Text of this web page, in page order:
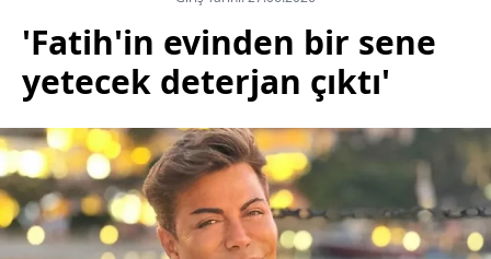
'Fatih'in evinden bir sene
yetecek deterjan çıktı'